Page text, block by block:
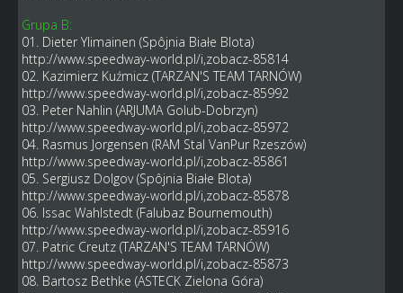
Grupa B:
01. Dieter Ylimainen (Spôjnia Białe Blota)
http://www.speedway-world.pl/i,zobacz-85814
02. Kazimierz Kuźmicz (TARZAN'S TEAM TARNÓW)
http://www.speedway-world.pl/i,zobacz-85992
03. Peter Nahlin (ARJUMA Golub-Dobrzyn)
http://www.speedway-world.pl/i,zobacz-85972
04. Rasmus Jorgensen (RAM Stal VanPur Rzeszów)
http://www.speedway-world.pl/i,zobacz-85861
05. Sergiusz Dolgov (Spôjnia Białe Blota)
http://www.speedway-world.pl/i,zobacz-85878
06. Issac Wahlstedt (Falubaz Bournemouth)
http://www.speedway-world.pl/i,zobacz-85916
07. Patric Creutz (TARZAN'S TEAM TARNÓW)
http://www.speedway-world.pl/i,zobacz-85873
08. Bartosz Bethke (ASTECK Zielona Góra)